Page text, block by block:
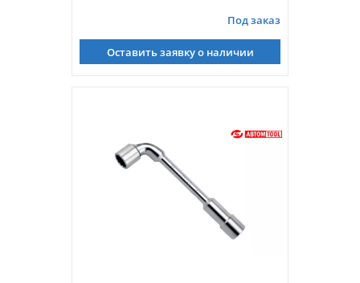
Под заказ
Оставить заявку о наличии